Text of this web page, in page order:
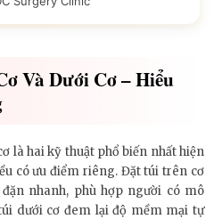
Và Dưới Cơ – Hiểu
là hai kỹ thuật phổ biến nhất hiện
có ưu điểm riêng. Đặt túi trên cơ
nhanh, phù hợp người có mô
dưới cơ đem lại độ mềm mại tự